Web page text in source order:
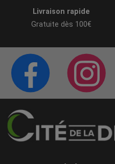
Livraison rapide
Gratuite dès 100€
PAGE FACEBOOK
CITÉ DE LA DÉCO